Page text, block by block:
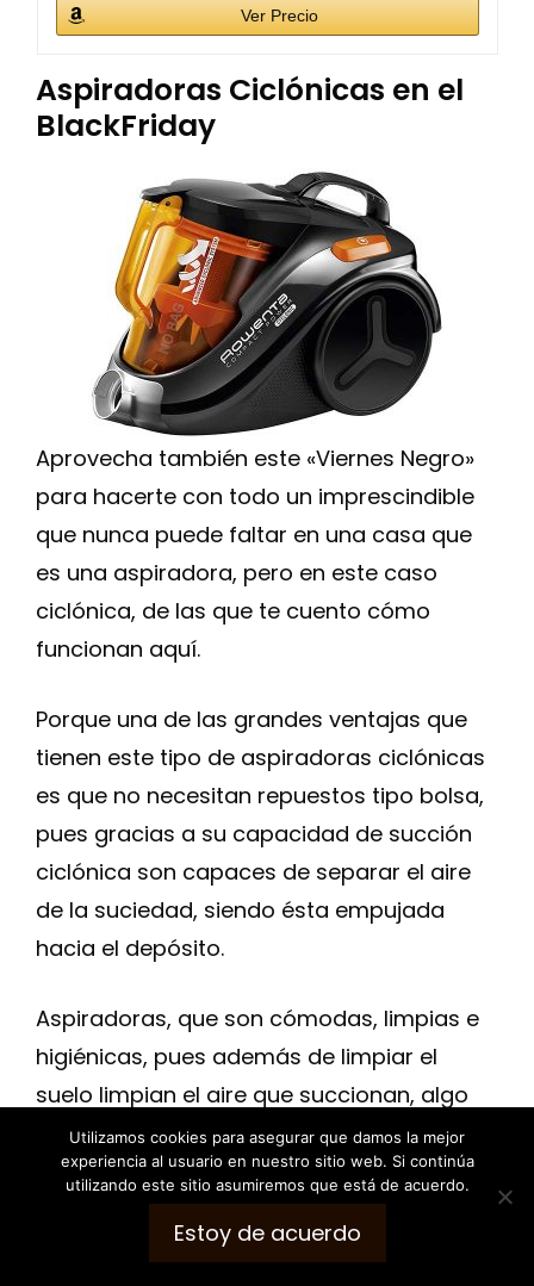
Ver Precio
Aspiradoras Ciclónicas en el
BlackFriday
Aprovecha también este «Viernes Negro»
para hacerte con todo un imprescindible
que nunca puede faltar en una casa que
es una aspiradora, pero en este caso
ciclónica, de las que te cuento cómo
funcionan aquí.
Porque una de las grandes ventajas que
tienen este tipo de aspiradoras ciclónicas
es que no necesitan repuestos tipo bolsa,
pues gracias a su capacidad de succión
ciclónica son capaces de separar el aire
de la suciedad, siendo ésta empujada
hacia el depósito.
Aspiradoras, que son cómodas, limpias e
higiénicas, pues además de limpiar el
suelo limpian el aire que succionan, algo
que sobre todo agradecerán los alérgicos.
Aquí te dejo con algunos de los mejores
modelos de aspiradora ciclónica con los
Utilizamos cookies para asegurar que damos la mejor
experiencia al usuario en nuestro sitio web. Si continúa
utilizando este sitio asumiremos que está de acuerdo.
Estoy de acuerdo